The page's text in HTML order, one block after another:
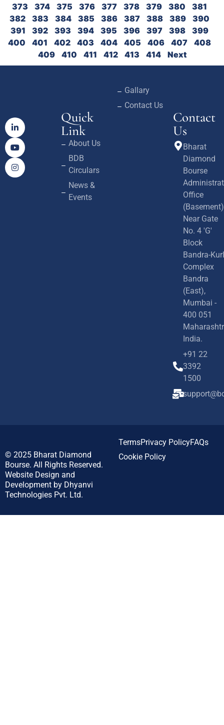
373
374 375 376 377 378 379 380
381
382
383 384 385 386 387 388 389
390
391
392 393 394 395 396 397 398
399
400
401 402 403 404 405 406 407
408
409
410 411 412 413 414 Next
Quick
Link
About Us
BDB
Circulars
News &
Events
Gallary
Contact Us
Contact
Us
Bharat
Diamond
Bourse
Office
(Basement)
Near Gate
No. 4 'G'
Block
Bandra-
Complex
Bandra
(East),
Mumbai -
400 051
India.
+91 22
3392
1500
© 2025 Bharat Diamond
Bourse. All Rights Reserved.
Website Design and
Development by Dhyanvi
Technologies Pvt. Ltd.
TermsPrivacy PolicyFAQs
Cookie Policy